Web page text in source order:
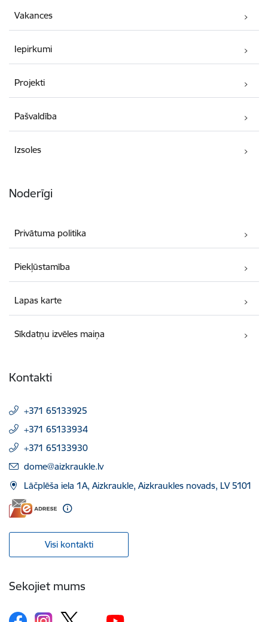
Vakances
Iepirkumi
Projekti
Pašvaldība
Izsoles
Noderīgi
Privātuma politika
Piekļūstamība
Lapas karte
Sīkdatņu izvēles maiņa
Kontakti
+371 65133925
+371 65133934
+371 65133930
E-pasts:
dome@aizkraukle.lv
Lāčplēša iela 1A, Aizkraukle, Aizkraukles novads, LV 5101
Visi kontakti
Sekojiet mums